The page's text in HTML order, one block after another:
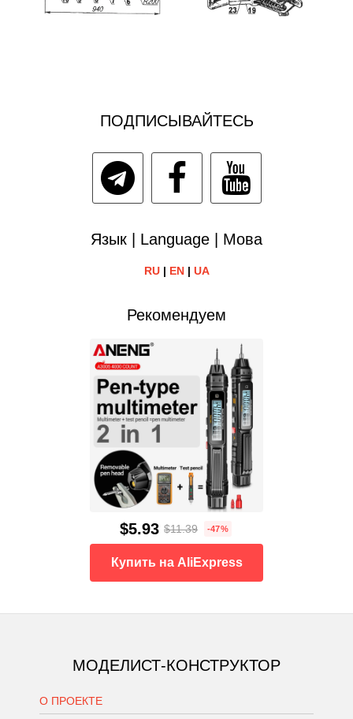
ПОДПИСЫВАЙТЕСЬ
Язык | Language | Мова
RU| EN| UA
Рекомендуем
$5.93 $11.39 -47%
Купить на AliExpress
МОДЕЛИСТ-КОНСТРУКТОР
О ПРОЕКТЕ